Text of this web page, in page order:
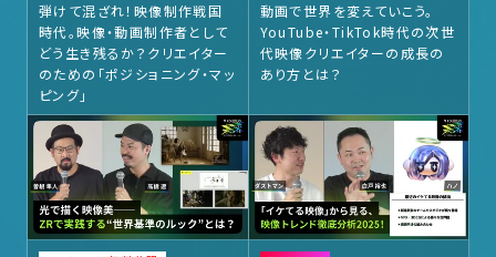
弾けて混ざれ！映像制作戦国
時代。映像・動画制作者として
どう生き残るか？クリエイター
のための「ポジショニング・マッ
ピング」
動画で世界を変えていこう。
YouTube・TikTok時代の次世
代映像クリエイターの成長の
あり方とは？